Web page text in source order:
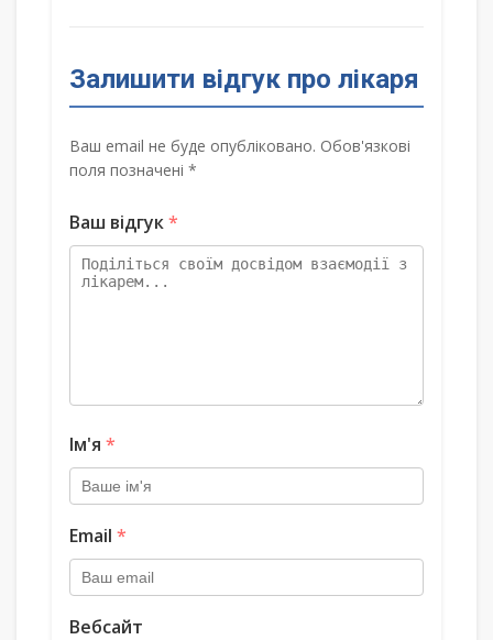
Залишити відгук про лікаря
Ваш email не буде опубліковано. Обов'язкові
поля позначені *
Ваш відгук*
Ім'я *
Email *
Вебсайт